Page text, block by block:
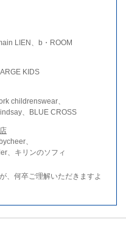
LIEN、b・ROOM
KIDS
childrenswear、
、BLUE CROSS
、
、キリンのソフィ
、何卒ご理解いただきますよ